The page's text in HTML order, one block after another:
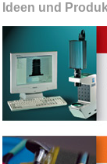
Ideen und